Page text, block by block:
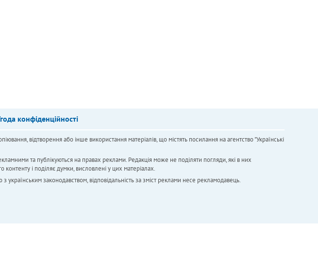
конфіденційності
відтворення або інше використання матеріалів, що містять посилання на агентство "Українськi
та публікуються на правах реклами. Редакція може не поділяти погляди, які в них
і поділяє думки, висловлені у цих матеріалах.
українським законодавством, відповідальність за зміст реклами несе рекламодавець.